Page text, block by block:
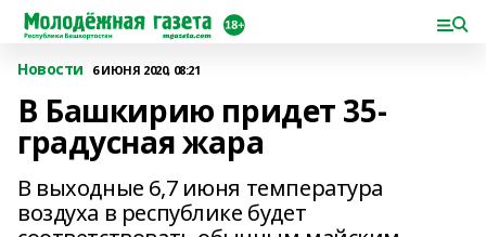
Новости 6 ИЮНЯ 2020, 08:21
В Башкирию придет 35-
градусная жара
В выходные 6,7 июня температура
воздуха в республике будет